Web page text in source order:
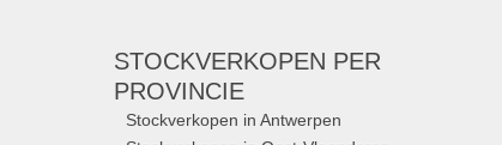
STOCKVERKOPEN PER
PROVINCIE
Stockverkopen in Antwerpen